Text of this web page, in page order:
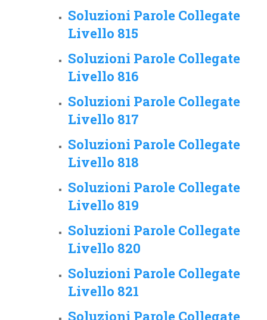
Soluzioni Parole Collegate
Livello 815
Soluzioni Parole Collegate
Livello 816
Soluzioni Parole Collegate
Livello 817
Soluzioni Parole Collegate
Livello 818
Soluzioni Parole Collegate
Livello 819
Soluzioni Parole Collegate
Livello 820
Soluzioni Parole Collegate
Livello 821
Soluzioni Parole Collegate